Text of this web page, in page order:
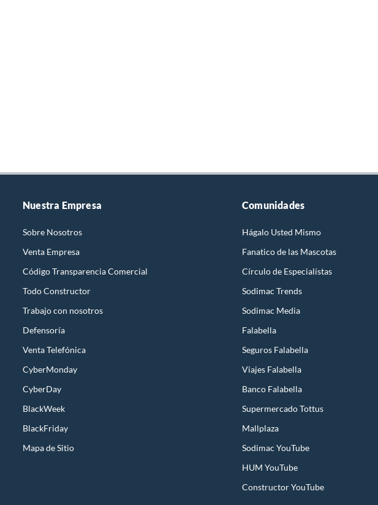
Nuestra Empresa
Sobre Nosotros
Venta Empresa
Código Transparencia Comercial
Todo Constructor
Trabajo con nosotros
Defensoría
Venta Telefónica
CyberMonday
CyberDay
BlackWeek
BlackFriday
Mapa de Sitio
Comunidades
Hágalo Usted Mismo
Fanatico de las Mascotas
Círculo de Especialístas
Sodimac Trends
Sodimac Media
Falabella
Seguros Falabella
Viajes Falabella
Banco Falabella
Supermercado Tottus
Mallplaza
Sodimac YouTube
HUM YouTube
Constructor YouTube